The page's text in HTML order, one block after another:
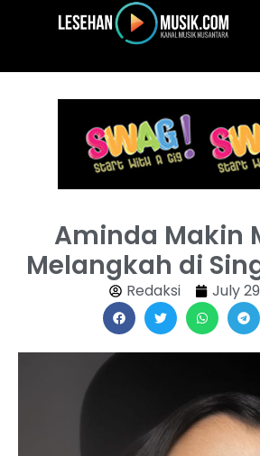
Aminda Makin
Melangkah di
Redaksi July